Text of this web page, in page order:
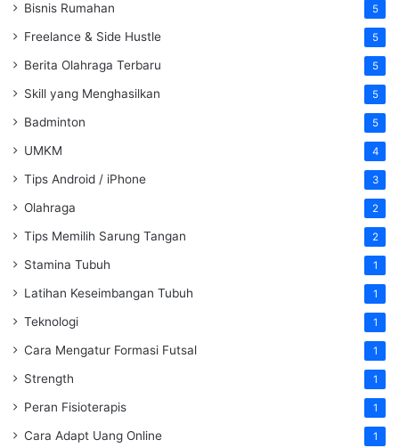
Bisnis Rumahan 5
Freelance & Side Hustle 5
Berita Olahraga Terbaru 5
Skill yang Menghasilkan 5
Badminton 5
UMKM 4
Tips Android / iPhone 3
Olahraga 2
Tips Memilih Sarung Tangan 2
Stamina Tubuh 1
Latihan Keseimbangan Tubuh 1
Teknologi 1
Cara Mengatur Formasi Futsal 1
Strength 1
Peran Fisioterapis 1
Cara Adapt Uang Online 1